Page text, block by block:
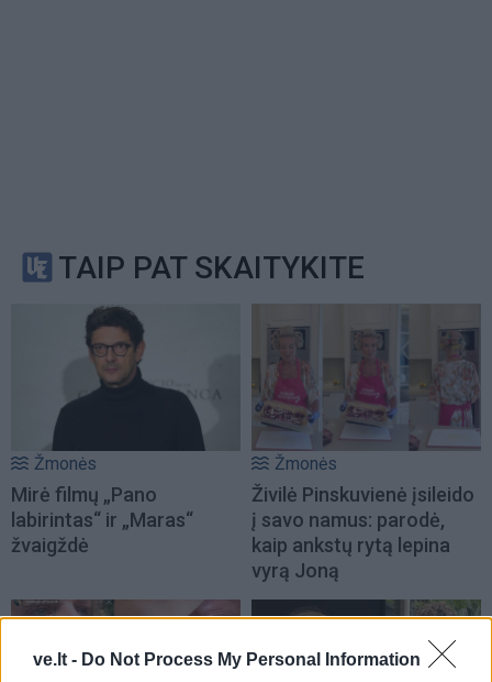
ve.lt - Do Not Process My Personal Information
TAIP PAT SKAITYKITE
Žmonės
Mirė filmų „Pano
labirintas“ ir „Maras“
žvaigždė
Žmonės
Živilė Pinskuvienė įsileido
į savo namus: parodė,
kaip ankstų rytą lepina
vyrą Joną